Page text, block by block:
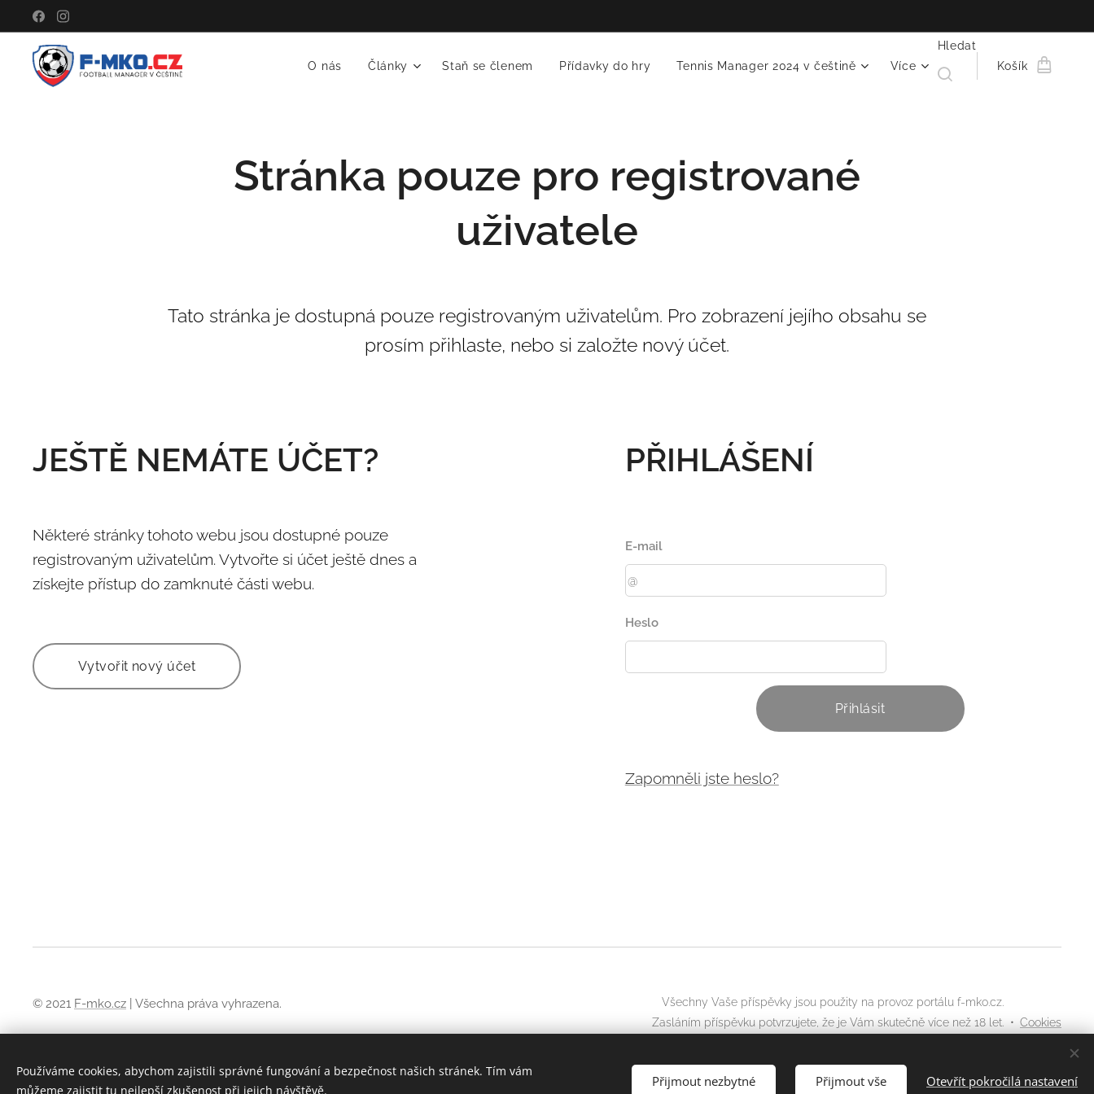
O nás Články Staň se členem Přídavky do hry Tennis Manager 2024 v češtině Více
Hledat
Košík
Stránka pouze pro registrované
uživatele
Tato stránka je dostupná pouze registrovaným uživatelům. Pro zobrazení jejího obsahu se
prosím přihlaste, nebo si založte nový účet.
JEŠTĚ NEMÁTE ÚČET?
Některé stránky tohoto webu jsou dostupné pouze
registrovaným uživatelům. Vytvořte si účet ještě dnes a
získejte přístup do zamknuté části webu.
Vytvořit nový účet
PŘIHLÁŠENÍ
E-mail
Heslo
Přihlásit
Zapomněli jste heslo?
© 2021 F-mko.cz | Všechna práva vyhrazena.
Pravidla ochrany soukromí
Všechny Vaše příspěvky jsou použity na provoz portálu f-mko.cz.
Zasláním příspěvku potvrzujete, že je Vám skutečně více než 18 let.
Cookies
Používáme cookies, abychom zajistili správné fungování a bezpečnost našich stránek. Tím vám
můžeme zajistit tu nejlepší zkušenost při jejich návštěvě.
Přijmout nezbytné Přijmout vše Otevřít pokročilá nastavení